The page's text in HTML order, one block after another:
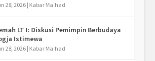
28, 2026| Kabar Ma'had
LT I: Diskusi Pemimpin Berbudaya
Istimewa
28, 2026| Kabar Ma'had